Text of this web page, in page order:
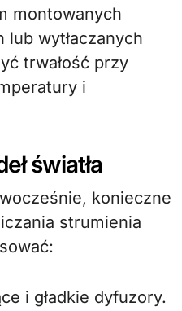
montowanych
wytłaczanych
trwałość przy
i
światła
konieczne
strumienia
i gładkie dyfuzory.